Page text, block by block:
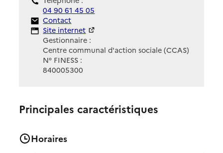
04 90 61 45 05
Contact
Contact
Site Internet
Site internet
Gestionnaire :
Centre communal d'action sociale (CCAS)
N° FINESS :
840005300
Principales caractéristiques
Horaires